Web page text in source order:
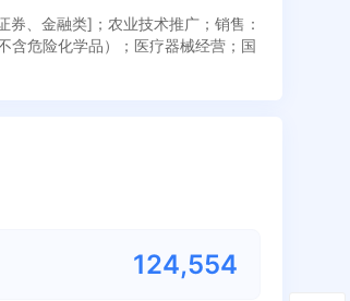
、金融类]；农业技术推广；销售：
含危险化学品）；医疗器械经营；国
124,567